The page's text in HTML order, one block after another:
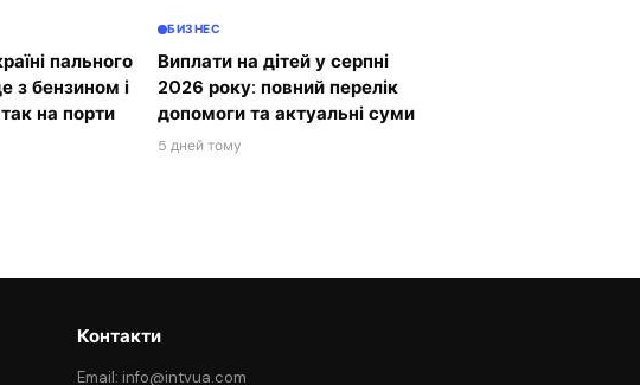
пального
з бензином і
на порти
БИЗНЕС
Виплати на дітей у серпні
2026 року: повний перелік
допомоги та актуальні суми
5 дней тому
Контакти
Email: info@intvua.com